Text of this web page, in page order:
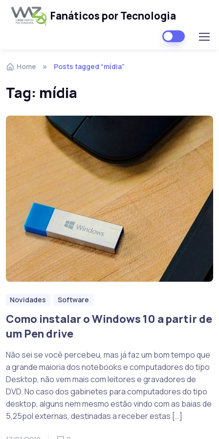
Fanáticos por Tecnologia
Home Posts tagged “mídia”
Tag: mídia
Novidades Software
Como instalar o Windows 10 a partir de
um Pen drive
Não sei se você percebeu, mas já faz um bom tempo que
a grande maioria dos notebooks e computadores do tipo
Desktop, não vem mais com leitores e gravadores de
DVD. No caso dos gabinetes para computadores do tipo
desktop, alguns nem mesmo estão vindo com as baias de
5,25pol externas, destinadas a receber estas […]